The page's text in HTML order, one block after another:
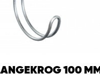
100 MM